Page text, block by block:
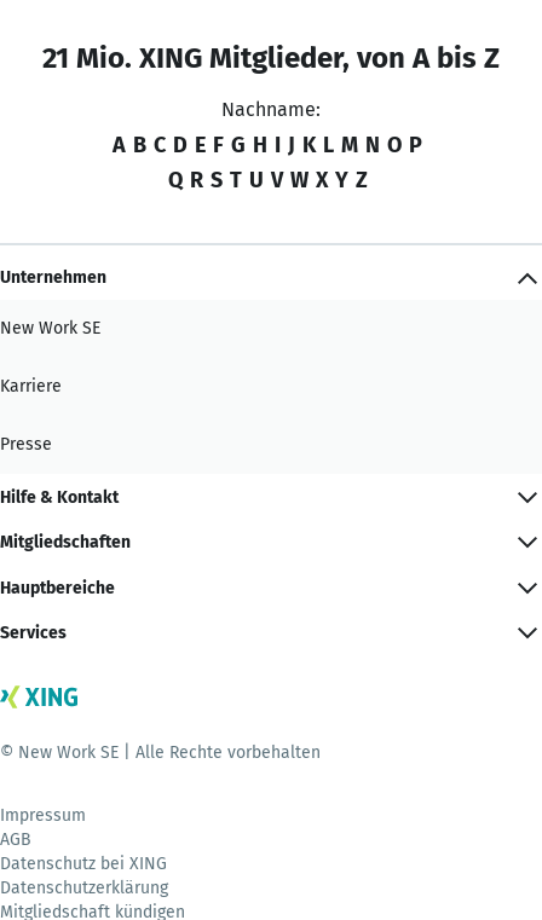
21 Mio. XING Mitglieder, von A bis Z
Nachname:
A B C D E F G H I J K L M N O P
Q R S T U V W X Y Z
Unternehmen
New Work SE
Karriere
Presse
Hilfe & Kontakt
Mitgliedschaften
Hauptbereiche
Services
© New Work SE | Alle Rechte vorbehalten
Impressum
AGB
Datenschutz bei XING
Datenschutzerklärung
Mitgliedschaft kündigen